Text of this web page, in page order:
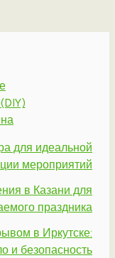
для идеальной
мероприятий
в Казани для
праздника
в Иркутске:
и безопасность